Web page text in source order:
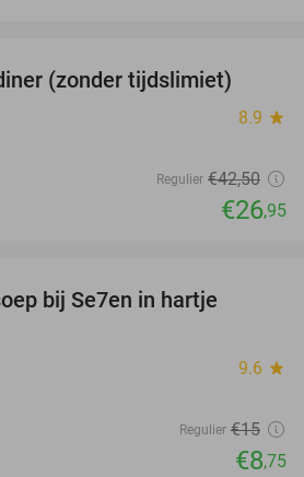
(zonder tijdslimiet)
8.9 star
Regulier €42,50
€26,95
bij Se7en in hartje
9.6 star
Regulier €15
€8,75